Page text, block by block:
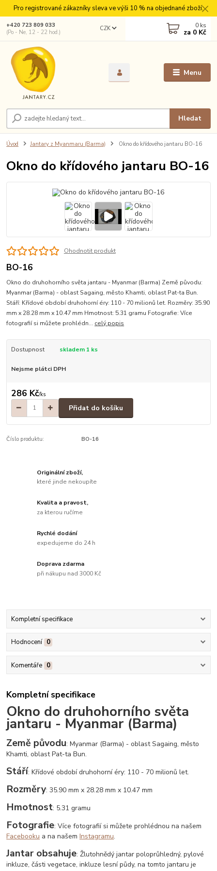
Pro registrované zákazníky sleva ve výši 10 % na objednané zboží.
Menu
CZK
Hledat
+420 723 809 033
(Po - Ne, 12 - 22 hod.)
0 ks
za 0 Kč
Úvod Jantary z Myanmaru (Barma) Okno do křídového jantaru BO-16
Okno do křídového jantaru BO-16
Ohodnotit produkt
BO-16
Okno do druhohorního světa jantaru - Myanmar (Barma) Země původu:
Myanmar (Barma) - oblast Sagaing, město Khamti, oblast Pat-ta Bun.
Stáří: Křídové období druhohorní éry: 110 - 70 milionů let. Rozměry: 35.90
mm x 28.28 mm x 10.47 mm Hmotnost: 5.31 gramu Fotografie: Více
fotografií si můžete prohlédn... celý popis
Dostupnost skladem 1 ks
Nejsme plátci DPH
286 Kč/ks
Přidat do košíku
Číslo produktu: BO-16
Originální zboží,
které jinde nekoupíte
Kvalita a pravost,
za kterou ručíme
Rychlé dodání
expedujeme do 24 h
Doprava zdarma
při nákupu nad 3000 Kč
Kompletní specifikace
Hodnocení 0
Komentáře 0
Kompletní specifikace
Okno do druhohorního světa
jantaru - Myanmar (Barma)
Země původu: Myanmar (Barma) - oblast Sagaing, město
Khamti, oblast Pat-ta Bun.
Stáří: Křídové období druhohorní éry: 110 - 70 milionů let.
Rozměry: 35.90 mm x 28.28 mm x 10.47 mm
Hmotnost: 5.31 gramu
Fotografie: Více fotografií si můžete prohlédnou na našem
Facebooku a na našemInstagramu.
Jantar obsahuje: Žlutohnědý jantar poloprůhledný, pylové
inkluze, části vegetace, inkluze lesní půdy, na tomto jantaru je